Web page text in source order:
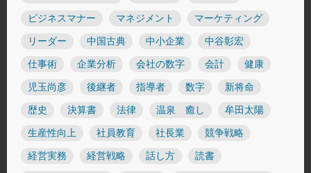
ビジネスマナー マネジメント マーケティング
リーダー 中国古典 中小企業 中谷彰宏
仕事術 企業分析 会社の数字 会計 健康
児玉尚彦 後継者 指導者 数字 新将命
歴史 決算書 法律 温泉 癒し 牟田太陽
生産性向上 社員教育 社長業 競争戦略
経営実務 経営戦略 話し方 読書